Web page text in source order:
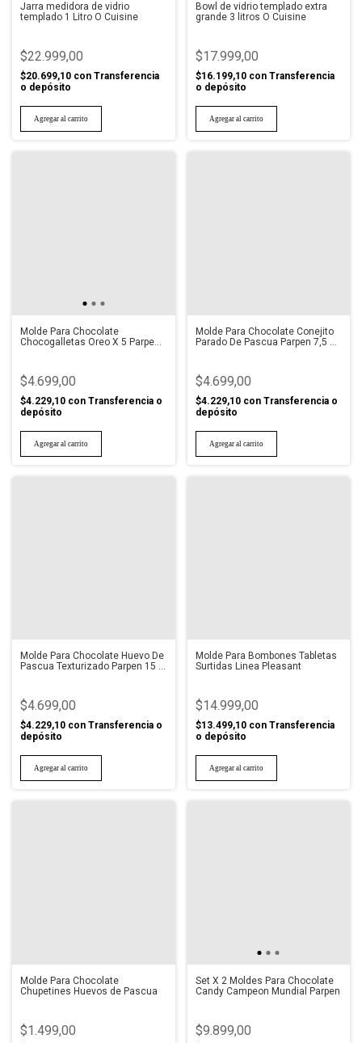
Jarra medidora de vidrio
templado 1 Litro O Cuisine
$22.999,00
$20.699,10 con Transferencia
o depósito
Bowl de vidrio templado extra
grande 3 litros O Cuisine
$17.999,00
$16.199,10 con Transferencia
o depósito
Molde Para Chocolate
Chocogalletas Oreo X 5 Parpen
$4.699,00
$4.229,10 con Transferencia o
depósito
Molde Para Chocolate Conejito
Parado De Pascua Parpen 7,5 X
$4.699,00
$4.229,10 con Transferencia o
depósito
Molde Para Chocolate Huevo De
Pascua Texturizado Parpen 15 X
$4.699,00
$4.229,10 con Transferencia o
depósito
Molde Para Bombones Tabletas
Surtidas Linea Pleasant
$14.999,00
$13.499,10 con Transferencia
o depósito
Molde Para Chocolate
Chupetines Huevos de Pascua
$1.499,00
Set X 2 Moldes Para Chocolate
Candy Campeon Mundial Parpen
$9.899,00